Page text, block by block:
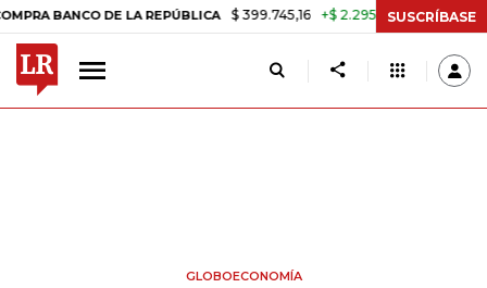
DE LA REPÚBLICA $ 399.745,16 +$ 2.295,71 +0,58% TASA DE
SUSCRÍBASE
GLOBOECONOMÍA